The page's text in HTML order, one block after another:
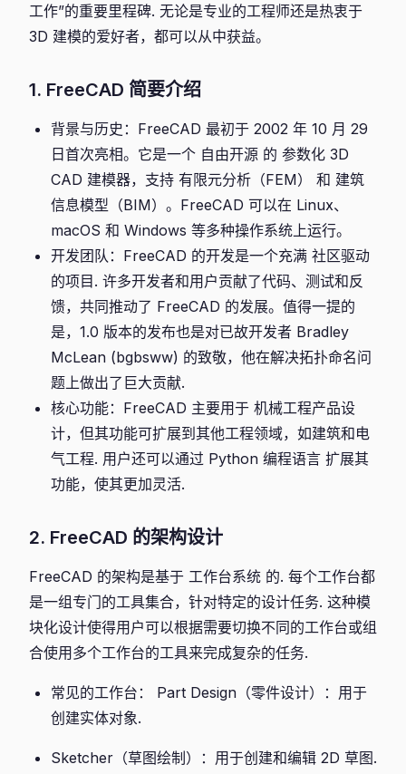
工作”的重要里程碑. 无论是专业的工程师还是热衷于
3D 建模的爱好者，都可以从中获益。
1. FreeCAD 简要介绍
背景与历史：FreeCAD 最初于 2002 年 10 月 29
日首次亮相。它是一个 自由开源 的 参数化 3D
CAD 建模器，支持 有限元分析（FEM） 和 建筑
信息模型（BIM）。FreeCAD 可以在 Linux、
macOS 和 Windows 等多种操作系统上运行。
开发团队：FreeCAD 的开发是一个充满 社区驱动
的项目. 许多开发者和用户贡献了代码、测试和反
馈，共同推动了 FreeCAD 的发展。值得一提的
是，1.0 版本的发布也是对已故开发者 Bradley
McLean (bgbsww) 的致敬，他在解决拓扑命名问
题上做出了巨大贡献.
核心功能：FreeCAD 主要用于 机械工程产品设
计，但其功能可扩展到其他工程领域，如建筑和电
气工程. 用户还可以通过 Python 编程语言 扩展其
功能，使其更加灵活.
2. FreeCAD 的架构设计
FreeCAD 的架构是基于 工作台系统 的. 每个工作台都
是一组专门的工具集合，针对特定的设计任务. 这种模
块化设计使得用户可以根据需要切换不同的工作台或组
合使用多个工作台的工具来完成复杂的任务.
常见的工作台： Part Design（零件设计）：用于
创建实体对象.
Sketcher（草图绘制）：用于创建和编辑 2D 草图.